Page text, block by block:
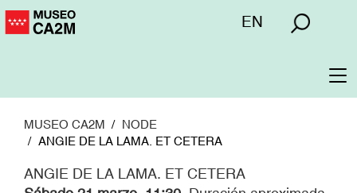
Pasar
Menú
EN
MUSEO CA2M
NODE
ANGIE DE LA LAMA. ET CETERA
ANGIE DE LA LAMA. ET CETERA